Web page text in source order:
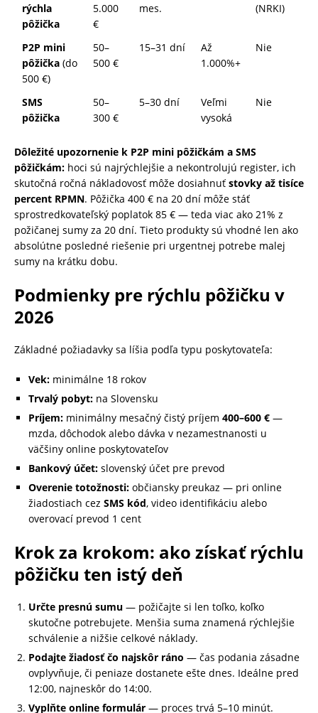
rýchla
pôžička
5.000
€
mes.
(NRKI)
P2P mini
pôžička (do
500 €)
50–
500 €
15–31 dní
Až
1.000%+
Nie
SMS
pôžička
50–
300 €
5–30 dní
Veľmi
vysoká
Nie
Dôležité upozornenie k P2P mini pôžičkám a SMS
pôžičkám: hoci sú najrýchlejšie a nekontrolujú register, ich
skutočná ročná nákladovosť môže dosiahnuť stovky až tisíce
percent RPMN. Pôžička 400 € na 20 dní môže stáť
sprostredkovateľský poplatok 85 € — teda viac ako 21% z
požičanej sumy za 20 dní. Tieto produkty sú vhodné len ako
absolútne posledné riešenie pri urgentnej potrebe malej
sumy na krátku dobu.
Podmienky pre rýchlu pôžičku v
2026
Základné požiadavky sa líšia podľa typu poskytovateľa:
Vek: minimálne 18 rokov
Trvalý pobyt: na Slovensku
Príjem: minimálny mesačný čistý príjem 400–600 € —
mzda, dôchodok alebo dávka v nezamestnanosti u
väčšiny online poskytovateľov
Bankový účet: slovenský účet pre prevod
Overenie totožnosti: občiansky preukaz — pri online
žiadostiach cez SMS kód, video identifikáciu alebo
overovací prevod 1 cent
Krok za krokom: ako získať rýchlu
pôžičku ten istý deň
Určte presnú sumu — požičajte si len toľko, koľko
skutočne potrebujete. Menšia suma znamená rýchlejšie
schválenie a nižšie celkové náklady.
Podajte žiadosť čo najskôr ráno — čas podania zásadne
ovplyvňuje, či peniaze dostanete ešte dnes. Ideálne pred
12:00, najneskôr do 14:00.
Vyplňte online formulár — proces trvá 5–10 minút.